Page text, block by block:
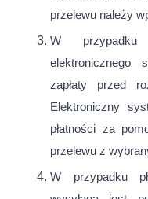
przelewu należy
W przypadku
elektronicznego
zapłaty przed
Elektroniczny
płatności za
przelewu z
W przypadku